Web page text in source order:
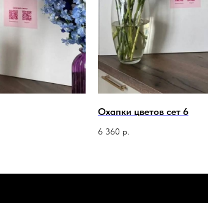
Охапки цветов сет 6
6 360 р.